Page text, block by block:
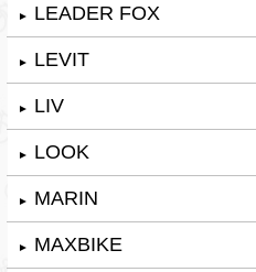
► LEADER FOX
► LEVIT
► LIV
► LOOK
► MARIN
► MAXBIKE